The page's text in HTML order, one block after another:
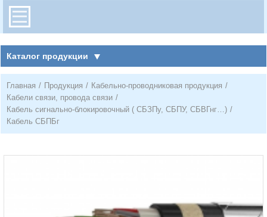
Каталог продукции
Главная / Продукция / Кабельно-проводниковая продукция /
Кабели связи, провода связи /
Кабель сигнально-блокировочный ( СБЗПу, СБПУ, СБВГнг…) /
Кабель СБПБг